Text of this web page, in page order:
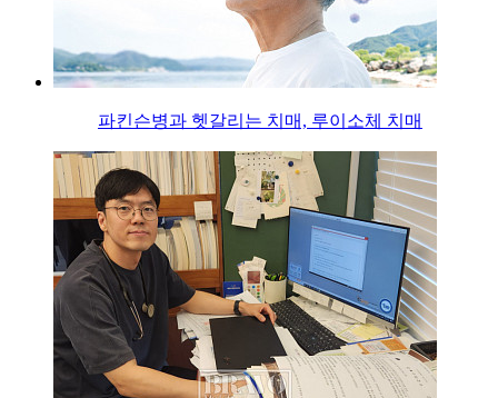
파킨슨병과 헷갈리는 치매, 루이소체 치매